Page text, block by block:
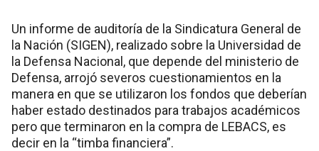
Un informe de auditoría de la Sindicatura General de
la Nación (SIGEN), realizado sobre la Universidad de
la Defensa Nacional, que depende del ministerio de
Defensa, arrojó severos cuestionamientos en la
manera en que se utilizaron los fondos que deberían
haber estado destinados para trabajos académicos
pero que terminaron en la compra de LEBACS, es
decir en la “timba financiera”.